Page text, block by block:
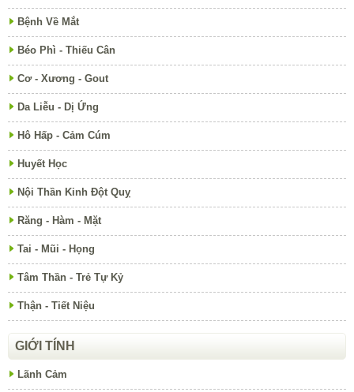
Bệnh Về Mắt
Béo Phì - Thiếu Cân
Cơ - Xương - Gout
Da Liễu - Dị Ứng
Hô Hấp - Cảm Cúm
Huyết Học
Nội Thần Kinh Đột Quỵ
Răng - Hàm - Mặt
Tai - Mũi - Họng
Tâm Thần - Trẻ Tự Kỷ
Thận - Tiết Niệu
GIỚI TÍNH
Lãnh Cảm